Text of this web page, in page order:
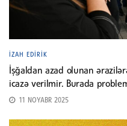
İZAH EDIRIK
İşğaldan azad olunan
icazə verilmir. Burada
11 NOYABR 2025